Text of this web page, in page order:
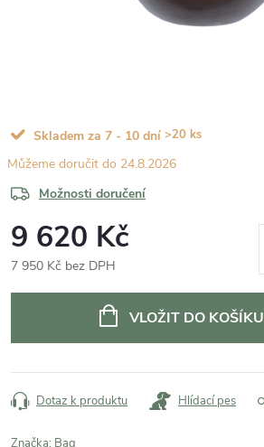
Skladem za 7 - 10 dní >20 ks
24.8.2026
Možnosti doručení
9 620 Kč
7 950 Kč bez DPH
VLOŽIT DO KOŠÍKU
Dotaz k produktu Hlídací pes
Značka: Baq